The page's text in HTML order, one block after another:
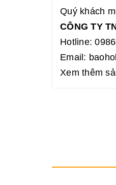
Quý khách
CÔNG TY
Hotline:
Email:
Xem thêm